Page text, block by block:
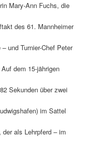
Mary-Ann Fuchs, die
des 61. Mannheimer
und Turnier-Chef Peter
dem 15-jährigen
Sekunden über zwei
im Sattel
als Lehrpferd – im